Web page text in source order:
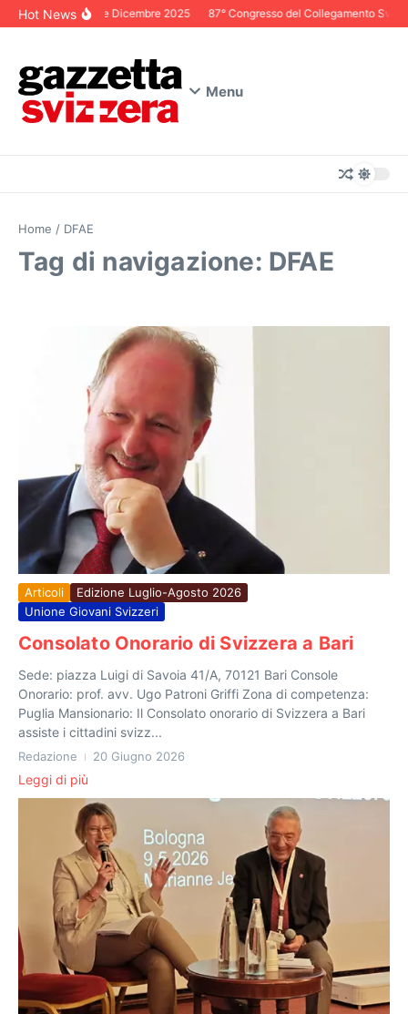
Salta al contenuto
Hot NewsEditoriale Dicembre 2025 87° Congresso del Collegamento
Menu
Home / DFAE
Tag di navigazione: DFAE
Articoli
Edizione Luglio-Agosto 2026
Unione Giovani Svizzeri
Consolato Onorario di Svizzera a Bari
Sede: piazza Luigi di Savoia 41/A, 70121 Bari Console
Onorario: prof. avv. Ugo Patroni Griffi Zona di competenza:
Puglia Mansionario: Il Consolato onorario di Svizzera a Bari
assiste i cittadini svizz...
Redazione 20 Giugno 2026
Leggi di più